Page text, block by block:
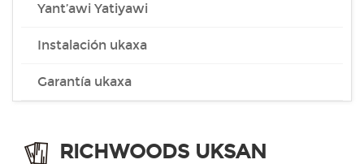
Yant’awi Yatiyawi
Instalación ukaxa
Garantía ukaxa
RICHWOODS UKSAN